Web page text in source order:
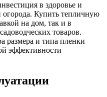
в здоровье и
Купить тепличную
на дом, так и в
товаров.
размера и типа пленки
эффективности